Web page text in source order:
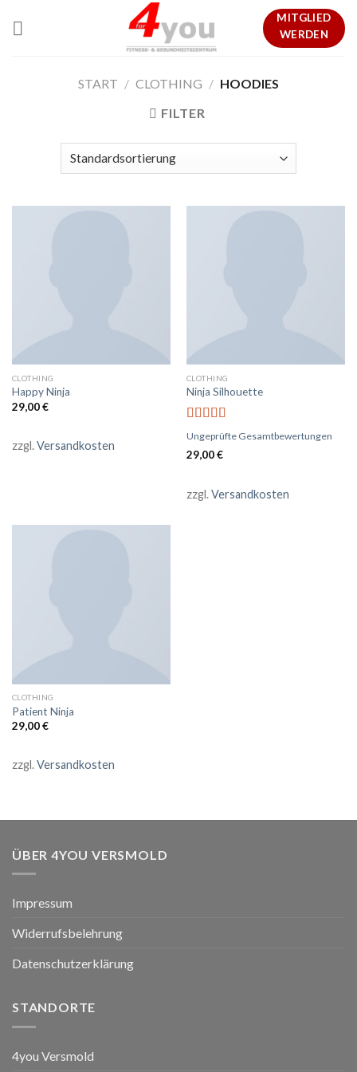
MITGLIED
WERDEN
START / CLOTHING / HOODIES
FILTER
CLOTHING
Happy Ninja
29,00€
zzgl.Versandkosten
CLOTHING
Ninja Silhouette
Bewertet
mit 4.00
von 5
Ungeprüfte Gesamtbewertungen
29,00€
zzgl.Versandkosten
CLOTHING
Patient Ninja
29,00€
zzgl.Versandkosten
ÜBER 4YOU VERSMOLD
Impressum
Widerrufsbelehrung
Datenschutzerklärung
STANDORTE
4you Versmold